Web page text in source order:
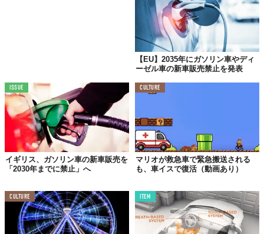
環境に優しい“車ゼロデー”。高齢者が動きづらくなってしまうな
ど賛否両論の声も上がっていますが、自分たちの街の未来を考え
Licensed material used with permission by
/ Aurélie Guisiano（
TABI LABO
この世界は、もっと広いはずだ。
【EU】2035年にガソリン車やディ
ーゼル車の新車販売禁止を発表
ISSUE
イギリス、ガソリン車の新車販売を
「2030年までに禁止」へ
CULTURE
マリオが救急車で緊急搬送される
も、車イスで復活（動画あり）
CULTURE ITEM